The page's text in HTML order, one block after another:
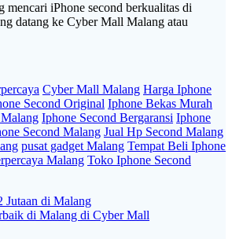
mencari iPhone second berkualitas di
datang ke Cyber Mall Malang atau
Cyber Mall Malang Harga Iphone
Second Original Iphone Bekas Murah
Iphone Second Bergaransi Iphone
Second Malang Jual Hp Second Malang
pusat gadget Malang Tempat Beli Iphone
Malang Toko Iphone Second
Jutaan di Malang
di Malang di Cyber Mall